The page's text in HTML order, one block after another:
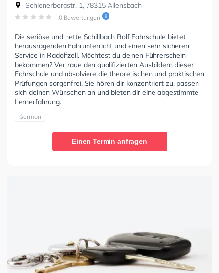
Schienerbergstr. 1, 78315 Allensbach
0 Bewertungen
Die seriöse und nette Schillbach Rolf Fahrschule bietet
herausragenden Fahrunterricht und einen sehr sicheren
Service in Radolfzell. Möchtest du deinen Führerschein
bekommen? Vertraue den qualifizierten Ausbildern dieser
Fahrschule und absolviere die theoretischen und praktischen
Prüfungen sorgenfrei. Sie hören dir konzentriert zu, passen
sich deinen Wünschen an und bieten dir eine abgestimmte
Lernerfahrung.
German
Einen Termin anfragen